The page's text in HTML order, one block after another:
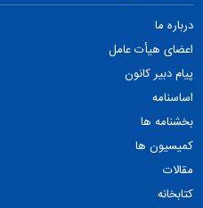
درباره ما
اعضای هیأت عامل
پیام دبیر کانون
اساسنامه
بخشنامه ها
کمیسیون ها
مقالات
کتابخانه